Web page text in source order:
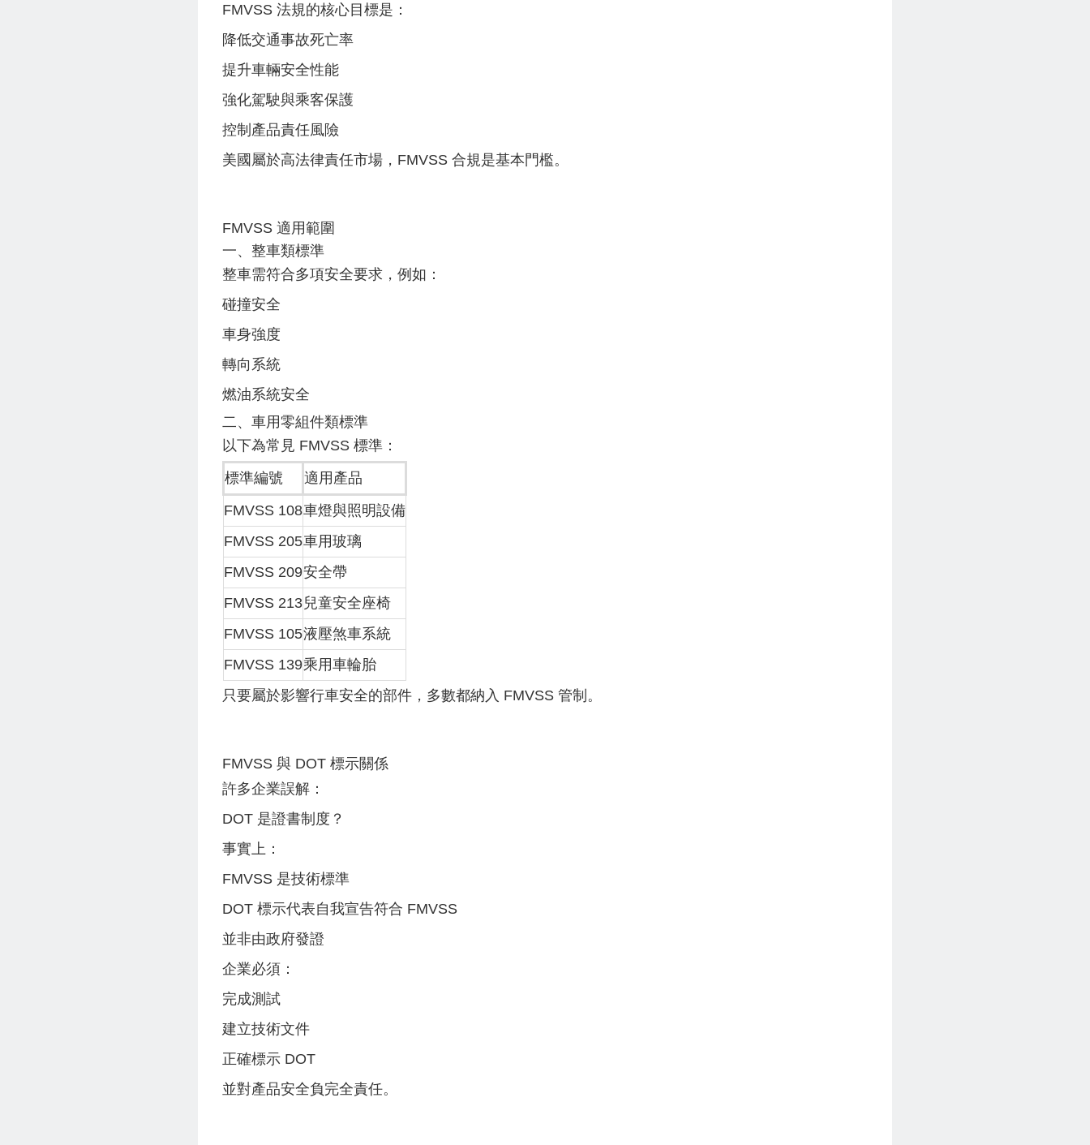
FMVSS 法規的核心目標是：
降低交通事故死亡率
提升車輛安全性能
強化駕駛與乘客保護
控制產品責任風險
美國屬於高法律責任市場，FMVSS 合規是基本門檻。
FMVSS 適用範圍
一、整車類標準
整車需符合多項安全要求，例如：
碰撞安全
車身強度
轉向系統
燃油系統安全
二、車用零組件類標準
以下為常見 FMVSS 標準：
標準編號
適用產品
FMVSS 108車燈與照明設備
FMVSS 205車用玻璃
FMVSS 209安全帶
FMVSS 213兒童安全座椅
FMVSS 105液壓煞車系統
FMVSS 139乘用車輪胎
只要屬於影響行車安全的部件，多數都納入 FMVSS 管制。
FMVSS 與 DOT 標示關係
許多企業誤解：
DOT 是證書制度？
事實上：
FMVSS 是技術標準
DOT 標示代表自我宣告符合 FMVSS
並非由政府發證
企業必須：
完成測試
建立技術文件
正確標示 DOT
並對產品安全負完全責任。